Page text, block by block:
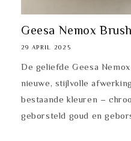
Geesa Nemox
29 APRIL 2025
De geliefde Geesa
nieuwe, stijlvolle
bestaande kleuren –
geborsteld goud en